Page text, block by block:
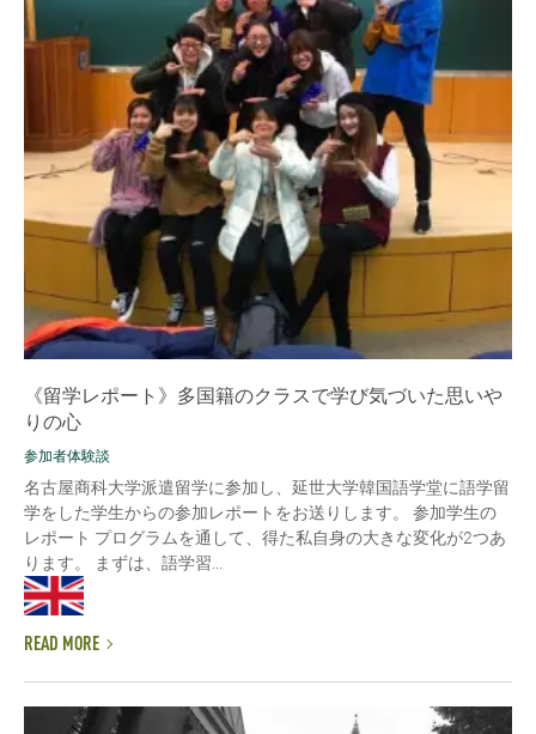
《留学レポート》多国籍のクラスで学び気づいた思いや
りの心
参加者体験談
名古屋商科大学派遣留学に参加し、延世大学韓国語学堂に語学留
学をした学生からの参加レポートをお送りします。 参加学生の
レポート プログラムを通して、得た私自身の大きな変化が2つあ
ります。 まずは、語学習...
READ MORE